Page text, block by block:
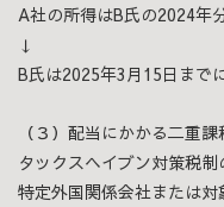
A社の所得はB氏の2024年
↓
B氏は2025年3月15日まで
（３）配当にかかる二重
タックスヘイブン対策税
特定外国関係会社または